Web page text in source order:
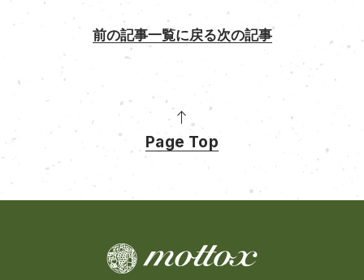
前の記事一覧に戻る次の記事
Page Top